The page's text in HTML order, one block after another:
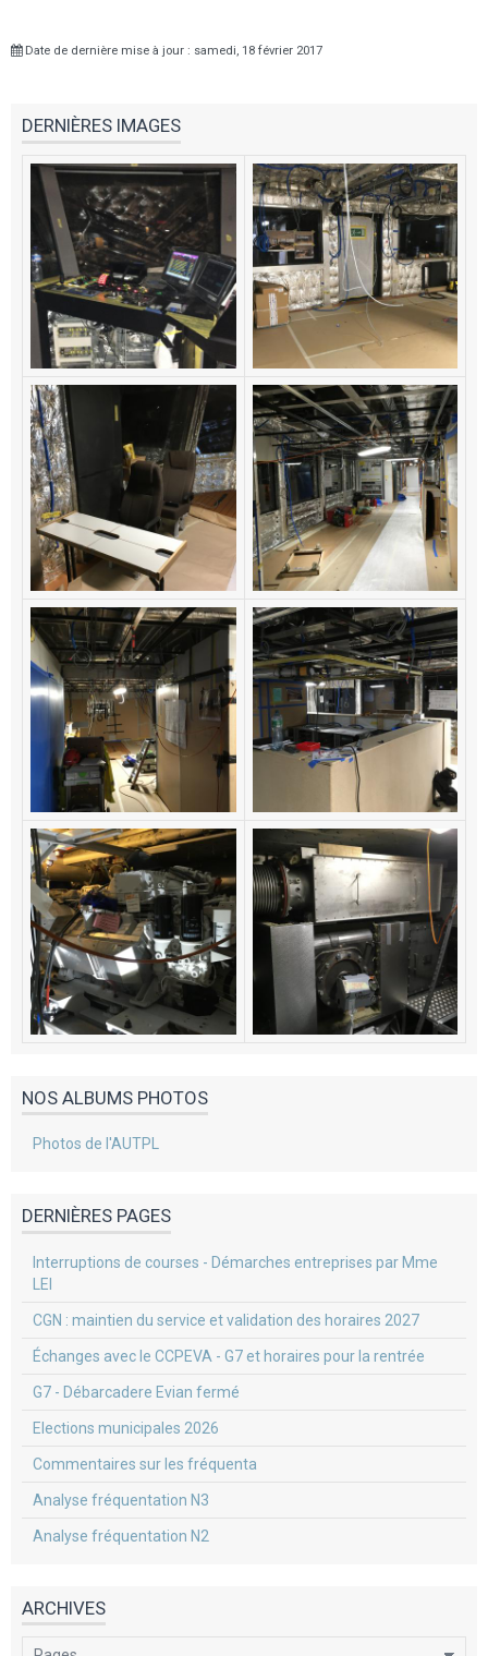
Date de dernière mise à jour : samedi, 18 février 2017
DERNIÈRES IMAGES
NOS ALBUMS PHOTOS
Photos de l'AUTPL
DERNIÈRES PAGES
Interruptions de courses - Démarches entreprises par Mme
LEI
CGN : maintien du service et validation des horaires 2027
Échanges avec le CCPEVA - G7 et horaires pour la rentrée
G7 - Débarcadere Evian fermé
Elections municipales 2026
Commentaires sur les fréquenta
Analyse fréquentation N3
Analyse fréquentation N2
ARCHIVES